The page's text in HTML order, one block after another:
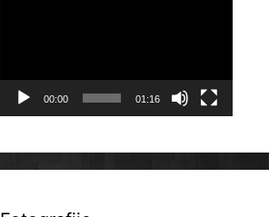
00:00 01:16